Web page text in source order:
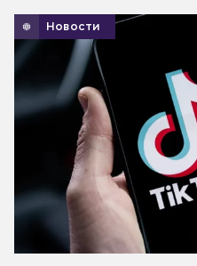
Новости